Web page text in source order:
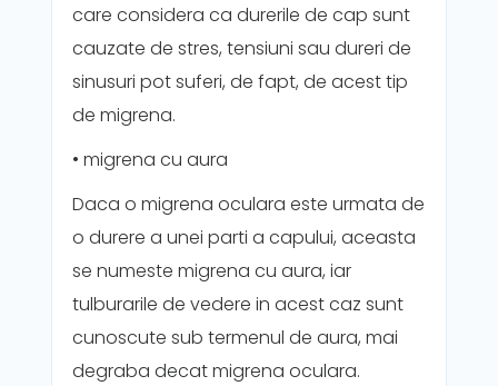
care considera ca durerile de cap sunt
cauzate de stres, tensiuni sau dureri de
sinusuri pot suferi, de fapt, de acest tip
de migrena.
• migrena cu aura
Daca o migrena oculara este urmata de
o durere a unei parti a capului, aceasta
se numeste migrena cu aura, iar
tulburarile de vedere in acest caz sunt
cunoscute sub termenul de aura, mai
degraba decat migrena oculara.